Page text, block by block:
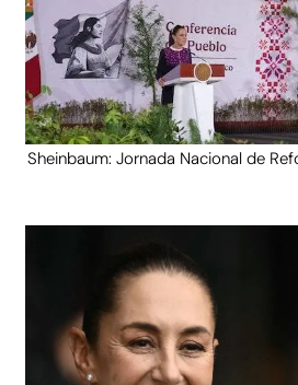
Sheinbaum: Jornada Nacional de